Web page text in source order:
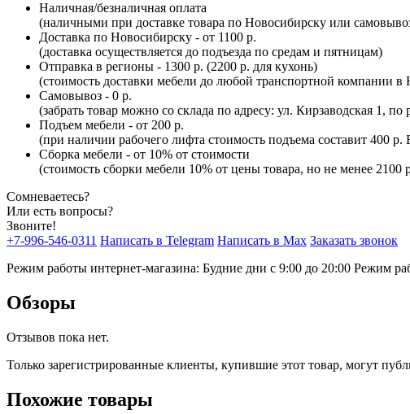
Наличная/безналичная оплата
(наличными при доставке товара по Новосибирску или
Доставка по Новосибирску - от 1100 р.
(доставка осуществляется до подъезда по средам и пятницам)
Отправка в регионы - 1300 р. (2200 р. для кухонь)
(стоимость доставки мебели до любой транспортной компании
Самовывоз - 0 р.
(забрать товар можно со склада по адресу: ул. Кирзаводская 1,
Подъем мебели - от 200 р.
(при наличии рабочего лифта стоимость подъема составит 400
Сборка мебели - от 10% от стоимости
(стоимость сборки мебели 10% от цены товара, но не менее 2100
Сомневаетесь?
Или есть вопросы?
Звоните!
+7-996-546-0311 Написать в Telegram Написать в Max Заказать звонок
Режим работы интернет-магазина: Будние дни с 9:00 до 20:00 Режим
Обзоры
Отзывов пока нет.
Только зарегистрированные клиенты, купившие этот товар, могут
Похожие товары